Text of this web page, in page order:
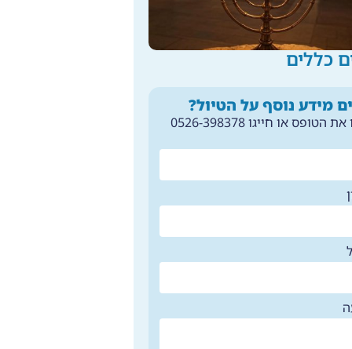
כללים
מידע נוסף על הטיול?
הטופס או חייגו 0526-398378